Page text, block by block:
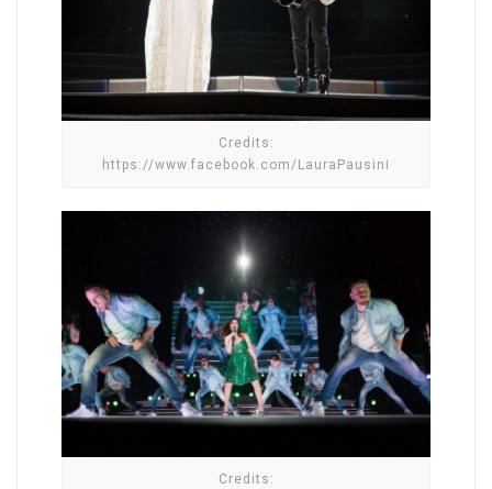
Credits:
https://www.facebook.com/LauraPausini
Credits: